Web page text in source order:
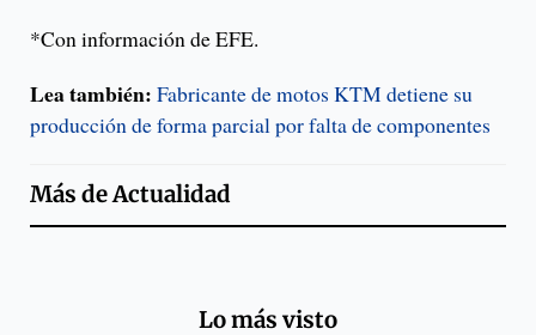
*Con información de EFE.
Lea también: Fabricante de motos KTM detiene su
producción de forma parcial por falta de componentes
Más deActualidad
Lo más visto